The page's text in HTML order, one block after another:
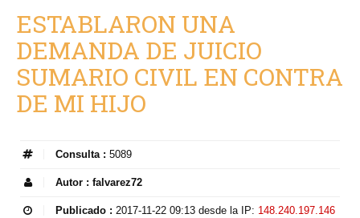
ESTABLARON UNA
DEMANDA DE JUICIO
SUMARIO CIVIL EN CONTRA
DE MI HIJO
Consulta : 5089
Autor : falvarez72
Publicado : 2017-11-22 09:13 desde la IP: 148.240.197.146